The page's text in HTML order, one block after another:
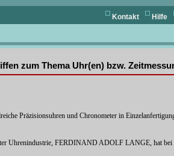
Hilfe
Kontakt
zum Thema Uhr(en) bzw.
Präzisionsuhren und Chronometer in
Uhrenindustrie, FERDINAND ADOLF LANGE, hat